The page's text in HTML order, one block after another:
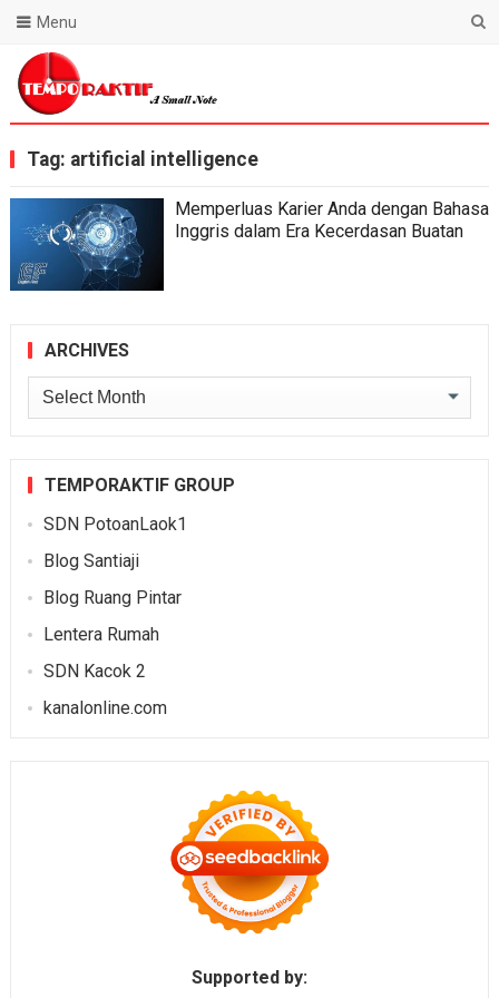
Blog Temporaktif
Menu
Tag: artificial intelligence
Memperluas Karier Anda dengan Bahasa
Inggris dalam Era Kecerdasan Buatan
ARCHIVES
Archives
TEMPORAKTIF GROUP
SDN PotoanLaok1
Blog Santiaji
Blog Ruang Pintar
Lentera Rumah
SDN Kacok 2
kanalonline.com
Supported by: